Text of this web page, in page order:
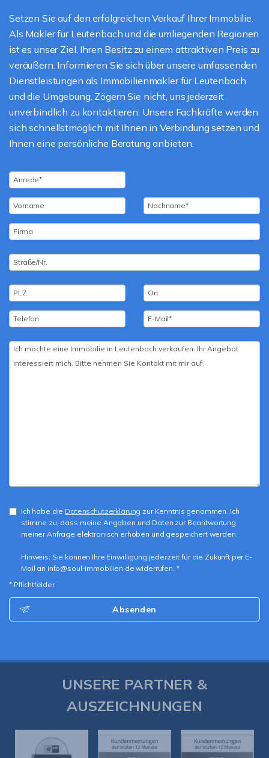
Setzen Sie auf den erfolgreichen Verkauf Ihrer Immobilie.
Als Makler für Leutenbach und die umliegenden Regionen
ist es unser Ziel, Ihren Besitz zu einem attraktiven Preis zu
veräußern. Informieren Sie sich über unsere umfassenden
Dienstleistungen als Immobilienmakler für Leutenbach
und die Umgebung. Zögern Sie nicht, uns jederzeit
unverbindlich zu kontaktieren. Unsere Fachkräfte werden
sich schnellstmöglich mit Ihnen in Verbindung setzen und
Ihnen eine persönliche Beratung anbieten.
Ich habe die Datenschutzerklärung zur Kenntnis genommen. Ich
stimme zu, dass meine Angaben und Daten zur Beantwortung
meiner Anfrage elektronisch erhoben und gespeichert werden.
Hinweis: Sie können Ihre Einwilligung jederzeit für die Zukunft per E-
Mail an info@soul-immobilien.de widerrufen. *
* Pflichtfelder
Absenden
UNSERE PARTNER &
AUSZEICHNUNGEN